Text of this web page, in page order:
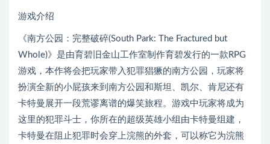
游戏介绍
《南方公园：完整破碎(South Park: The Fractured but
Whole)》是由育碧旧金山工作室制作育碧发行的一款RPG
游戏，本作将会把玩家带入犯罪猖獗的南方公园，玩家将
扮演全新的小屁孩来到南方公园和斯坦、凯尔、肯尼还有
卡特曼展开一段荒谬离谱的爆笑旅程。游戏中玩家将成为
这里的犯罪斗士，你所在的超级英雄小组由卡特曼组建，
卡特曼在阻止犯罪时会穿上浣熊的外套，可以称它为浣熊